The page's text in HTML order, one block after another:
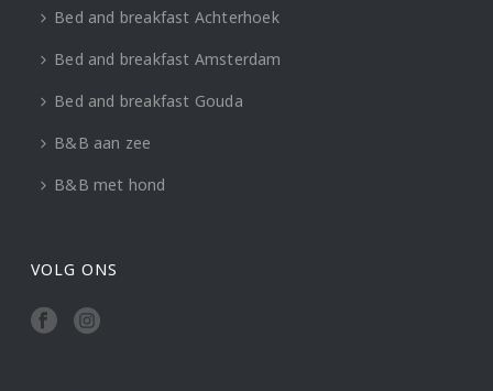
Bed and breakfast Achterhoek
Bed and breakfast Amsterdam
Bed and breakfast Gouda
B&B aan zee
B&B met hond
VOLG ONS